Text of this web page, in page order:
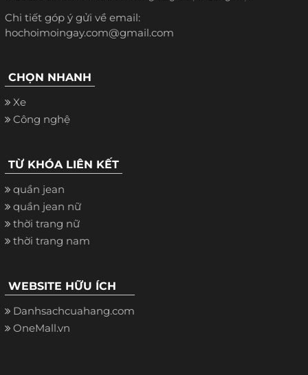
Chi tiết góp ý gửi về email:
hochoimoingay.com@gmail.com
CHỌN NHANH
Xe
Công nghệ
TỪ KHÓA LIÊN KẾT
quần jean
quần jean nữ
thời trang nữ
thời trang nam
WEBSITE HỮU ÍCH
Danhsachcuahang.com
OneMall.vn